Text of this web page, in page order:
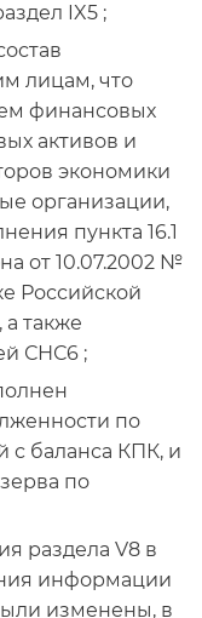
IX5 ;
лицам, что
финансовых
активов и
экономики
организации,
пункта 16.1
от 10.07.2002 №
Российской
также
СНС6 ;
по
с баланса КПК, и
по
раздела V8 в
информации
изменены, в